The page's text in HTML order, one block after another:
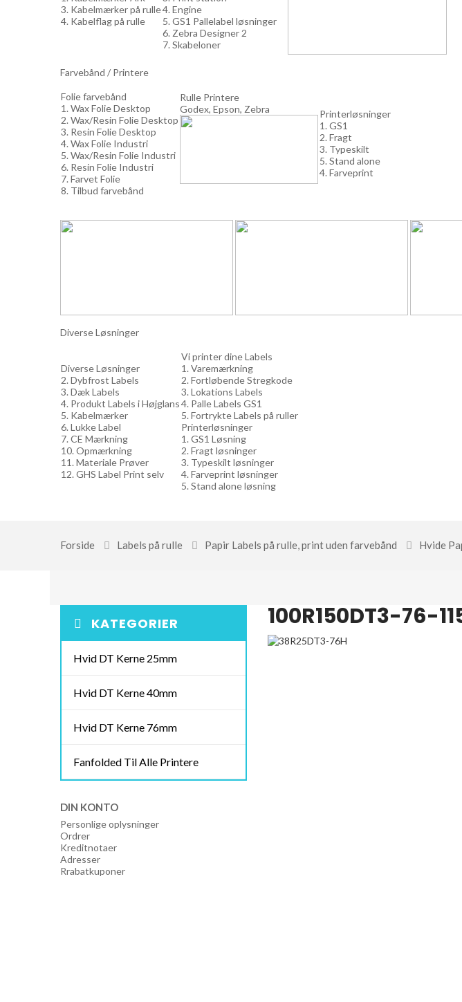
3. Kabelmærker på rulle
4. Kabelflag på rulle
4. Engine
5. GS1 Pallelabel løsninger
6. Zebra Designer 2
7. Skabeloner
Farvebånd / Printere
Folie farvebånd
1. Wax Folie Desktop
2. Wax/Resin Folie Desktop
3. Resin Folie Desktop
4. Wax Folie Industri
5. Wax/Resin Folie Industri
6. Resin Folie Industri
7. Farvet Folie
8. Tilbud farvebånd
Rulle Printere
Godex, Epson, Zebra
Printerløsninger
1. GS1
2. Fragt
3. Typeskilt
5. Stand alone
4. Farveprint
Diverse Løsninger
Diverse Løsninger
2. Dybfrost Labels
3. Dæk Labels
4. Produkt Labels i Højglans
5. Kabelmærker
6. Lukke Label
7. CE Mærkning
10. Opmærkning
11. Materiale Prøver
12. GHS Label Print selv
Vi printer dine Labels
1. Varemærkning
2. Fortløbende Stregkode
3. Lokations Labels
4. Palle Labels GS1
5. Fortrykte Labels på ruller
Printerløsninger
1. GS1 Løsning
2. Fragt løsninger
3. Typeskilt løsninger
4. Farveprint løsninger
5. Stand alone løsning
Forside Labels på rulle Papir Labels på rulle, print uden farvebånd Hvide
KATEGORIER
Hvid DT Kerne 25mm
Hvid DT Kerne 40mm
Hvid DT Kerne 76mm
Fanfolded Til Alle Printere
DIN KONTO
Personlige oplysninger
Ordrer
Kreditnotaer
Adresser
Rrabatkuponer
100R150DT3-76-